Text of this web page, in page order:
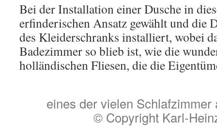
Bei der Installation einer Dusche in
erfinderischen Ansatz gewählt und die
des Kleiderschranks installiert, wobei
Badezimmer so blieb ist, wie die
holländischen Fliesen, die die
eines der vielen Schlafzimmer
© Copyright Karl-